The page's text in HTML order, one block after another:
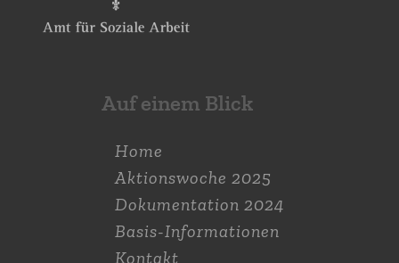
Auf einem Blick
Home
Aktions­woche 2025
Dokumen­tation 2024
Basis-Informationen
Kontakt